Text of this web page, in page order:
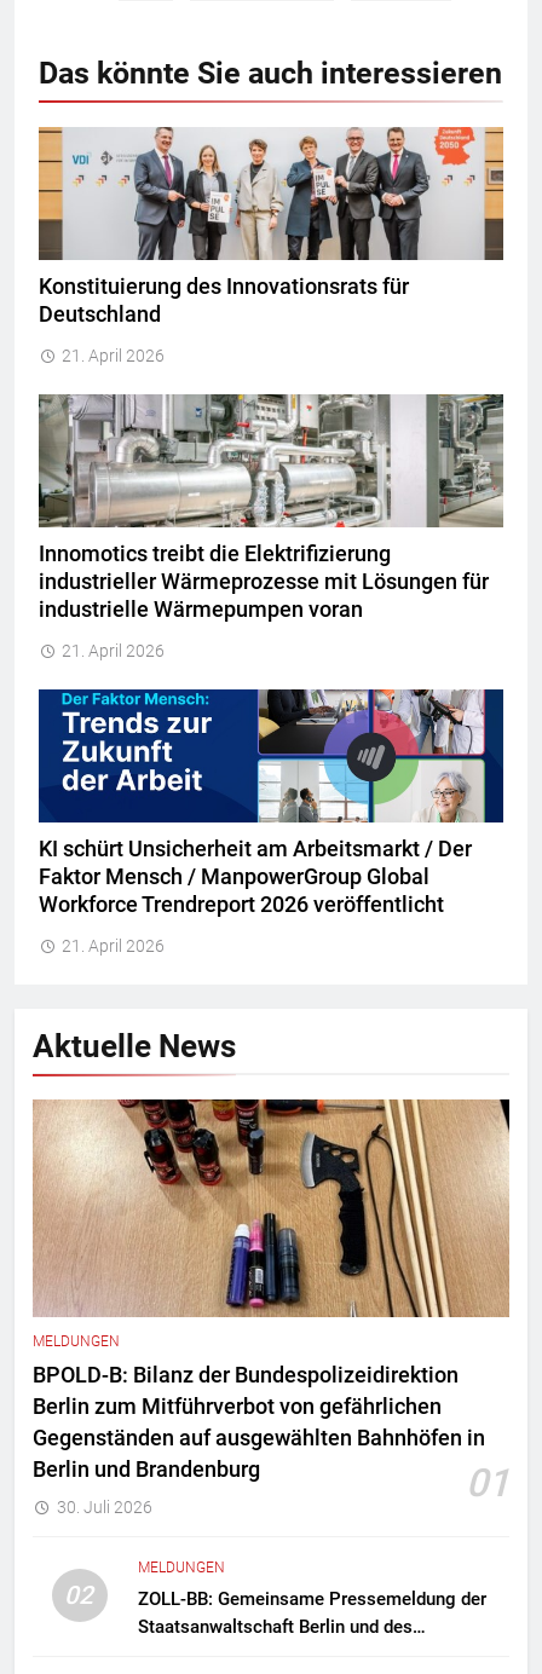
Das könnte Sie auch interessieren
Konstituierung des Innovationsrats für
Deutschland
21. April 2026
Innomotics treibt die Elektrifizierung
industrieller Wärmeprozesse mit Lösungen für
industrielle Wärmepumpen voran
21. April 2026
KI schürt Unsicherheit am Arbeitsmarkt / Der
Faktor Mensch / ManpowerGroup Global
Workforce Trendreport 2026 veröffentlicht
21. April 2026
Aktuelle News
MELDUNGEN
BPOLD-B: Bilanz der Bundespolizeidirektion
Berlin zum Mitführverbot von gefährlichen
Gegenständen auf ausgewählten Bahnhöfen in
Berlin und Brandenburg
01
30. Juli 2026
02
MELDUNGEN
ZOLL-BB: Gemeinsame Pressemeldung der
Staatsanwaltschaft Berlin und des